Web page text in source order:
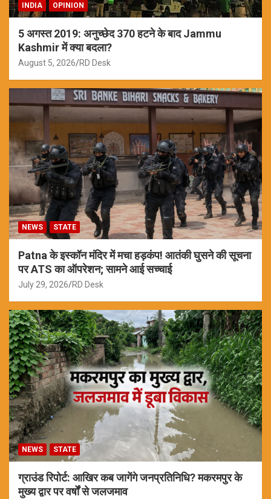
INDIA OPINION
5 अगस्त 2019: अनुच्छेद 370 हटने के बाद Jammu
Kashmir में क्या बदला?
August 5, 2026 RD Desk
NEWS STATE
Patna के इस्कॉन मंदिर में मचा हड़कंप! आतंकी घुसने की सूचना
पर ATS का ऑपरेशन; सामने आई सच्चाई
July 29, 2026 RD Desk
NEWS STATE
ग्राउंड रिपोर्ट: आखिर कब जागेंगे जनप्रतिनिधि? मकरमपुर के
मुख्य द्वार पर वर्षों से जलजमाव